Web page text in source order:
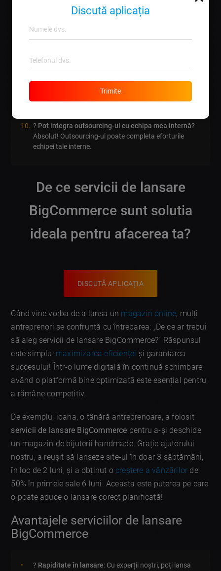
detaliile tehnice.
observă rezultate semnificative în primele luni de la
outsourcing.
Este outsourcing-ul costisitor?
competitive și oferimsoluții adaptatetuturor
? Pot integra outsourcing-ul cu echipa mea internă?
Absolut! Outsourcing-ul poate completa eforturile
echipei tale interne.
De ce servicii de lansare
BigCommerce sunt solutia
ideala pentru afacerea ta?
DISCUTĂ APLICAȚIA
Când vine vorba de a lansa un magazin online, mulți
antreprenori se confruntă cu întrebarea: „De ce ar trebui
să aleg servicii de lansare BigCommerce?” Răspunsul
este simplu: maximizarea eficienței și garantarea
succesului! Într-o lume digitală în continuă schimbare,
având o platformă bine optimizată este esențial pentru
a rămâne competitiv.
De exemplu, ioana, o tânără antreprenoare, a folosit
servicii de lansare BigCommerce pentru a-și deschide
un magazin de bijuterii handmade. Grație ajutorului
nostru, a reușit să lanseze site-ul în doar 3 săptămâni,
în loc de 2 luni, și a obținut ocreștere a vânzărilor de
50% în primele sale 6 luni. Aceasta este puterea pe care
o poate aduce o lansare corect planificată!
Avantajele serviciilor de lansare
BigCommerce
? Rapiditate în lansare: Cu experții noștri, poți lansa
Discută aplicația
Trimite